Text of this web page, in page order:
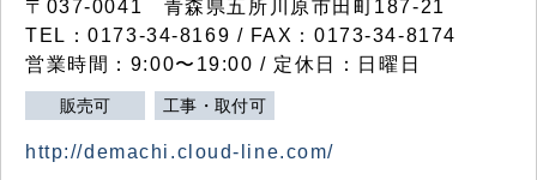
〒037-0041 青森県五所川原市田町187-21
TEL：0173-34-8169 / FAX：0173-34-8174
営業時間：9:00〜19:00 / 定休日：日曜日
販売可 工事・取付可
http://demachi.cloud-line.com/